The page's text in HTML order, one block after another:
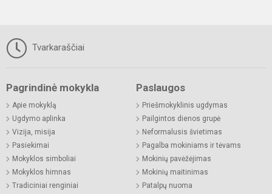
Tvarkaraščiai
Pagrindinė mokykla
Apie mokyklą
Ugdymo aplinka
Vizija, misija
Pasiekimai
Mokyklos simboliai
Mokyklos himnas
Tradiciniai renginiai
Paslaugos
Priešmokyklinis ugdymas
Pailgintos dienos grupė
Neformalusis švietimas
Pagalba mokiniams ir tėvams
Mokinių pavėžėjimas
Mokinių maitinimas
Patalpų nuoma